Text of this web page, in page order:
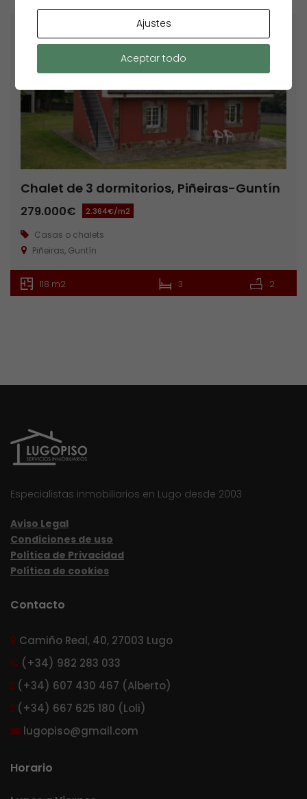
Destacados Venta
Chalet de 3 dormitorios, Piñeiras-Guntín
279.000€ 2.364€/m2
Casas o chalets
Piñeiras, Guntín
118 m2 3 2
Especialistas inmobiliarios en Lugo desde 2003
Aviso Legal
Condiciones de uso
Política de Privacidad
Política de cookies
Contacto
Camiño Real, 40, 27003 Lugo
(+34) 982 283 033
(+34) 607 430 467 (Alberto)
(+34) 667 625 180 (Loli)
lugopiso@gmail.com
Horario
Ajustes
Aceptar todo